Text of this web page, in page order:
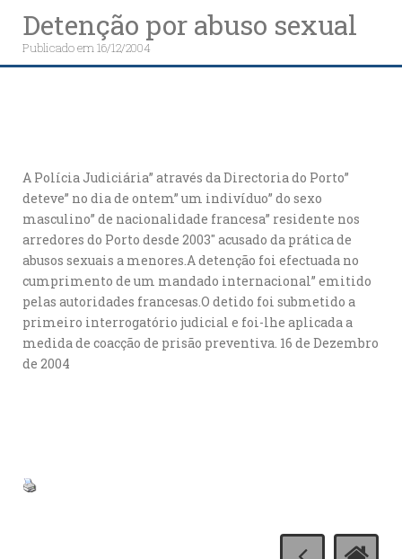
Detenção por abuso sexual
Publicado em16/12/2004
A Polícia Judiciária” através da Directoria do Porto”
deteve” no dia de ontem” um indivíduo” do sexo
masculino” de nacionalidade francesa” residente nos
arredores do Porto desde 2003″ acusado da prática de
abusos sexuais a menores.A detenção foi efectuada no
cumprimento de um mandado internacional” emitido
pelas autoridades francesas.O detido foi submetido a
primeiro interrogatório judicial e foi-lhe aplicada a
medida de coacção de prisão preventiva. 16 de Dezembro
de 2004